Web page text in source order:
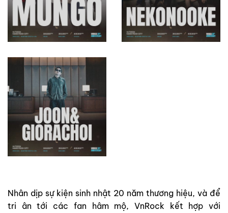
Nhân dịp sự kiện sinh nhật 20 năm thương hiệu, và để
tri ân tới các fan hâm mộ, VnRock kết hợp với